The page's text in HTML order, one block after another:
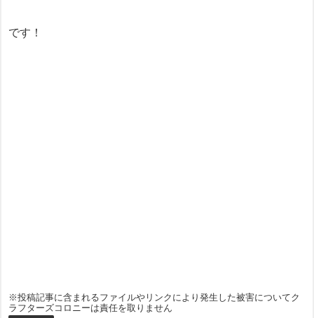
です！
※投稿記事に含まれるファイルやリンクにより発生した被害についてク
ラフターズコロニーは責任を取りません